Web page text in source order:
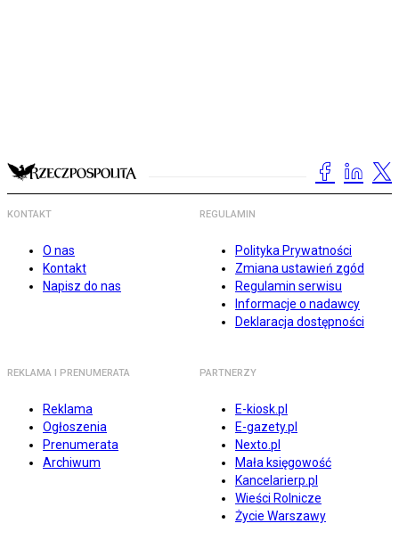
KONTAKT
O nas
Kontakt
Napisz do nas
REGULAMIN
Polityka Prywatności
Zmiana ustawień zgód
Regulamin serwisu
Informacje o nadawcy
Deklaracja dostępności
REKLAMA I PRENUMERATA
Reklama
Ogłoszenia
Prenumerata
Archiwum
PARTNERZY
E-kiosk.pl
E-gazety.pl
Nexto.pl
Mała księgowość
Kancelarierp.pl
Wieści Rolnicze
Życie Warszawy